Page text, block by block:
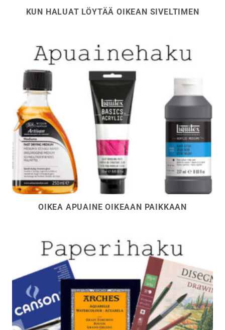
KUN HALUAT LÖYTÄÄ OIKEAN SIVELTIMEN
OIKEA APUAINE OIKEAAN PAIKKAAN